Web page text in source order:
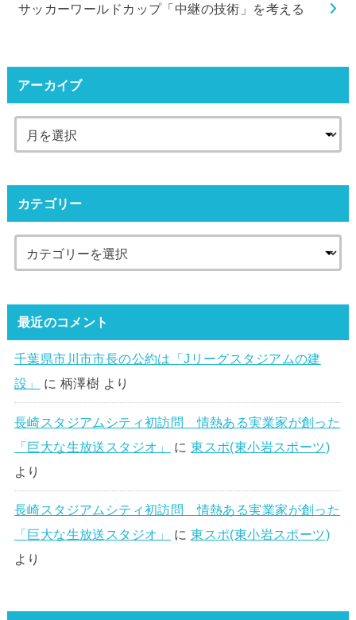
サッカーワールドカップ「中継の技術」を考える
アーカイブ
カテゴリー
最近のコメント
千葉県市川市市長の公約は「Jリーグスタジアムの建
設」
に 柄澤樹 より
長崎スタジアムシティ初訪問 情熱ある実業家が創った
「巨大な生放送スタジオ」
に東スポ(東小岩スポーツ)
より
長崎スタジアムシティ初訪問 情熱ある実業家が創った
「巨大な生放送スタジオ」
に東スポ(東小岩スポーツ)
より